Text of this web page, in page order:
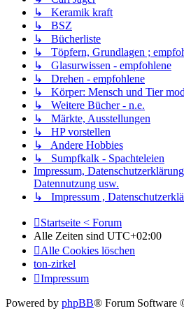
↳ Keramik kraft
↳ BSZ
↳ Bücherliste
↳ Töpfern, Grundlagen ;
↳ Glasurwissen - empfohlene
↳ Drehen - empfohlene
↳ Körper: Mensch und Tier
↳ Weitere Bücher - n.e.
↳ Märkte, Ausstellungen
↳ HP vorstellen
↳ Andere Hobbies
↳ Sumpfkalk - Spachteleien
Impressum,
Datennutzung usw.
↳ Impressum ,
Startseite < Forum
Alle Zeiten sind UTC+02:00
Alle Cookies löschen
ton-zirkel
Impressum
Powered by phpBB® Forum Software